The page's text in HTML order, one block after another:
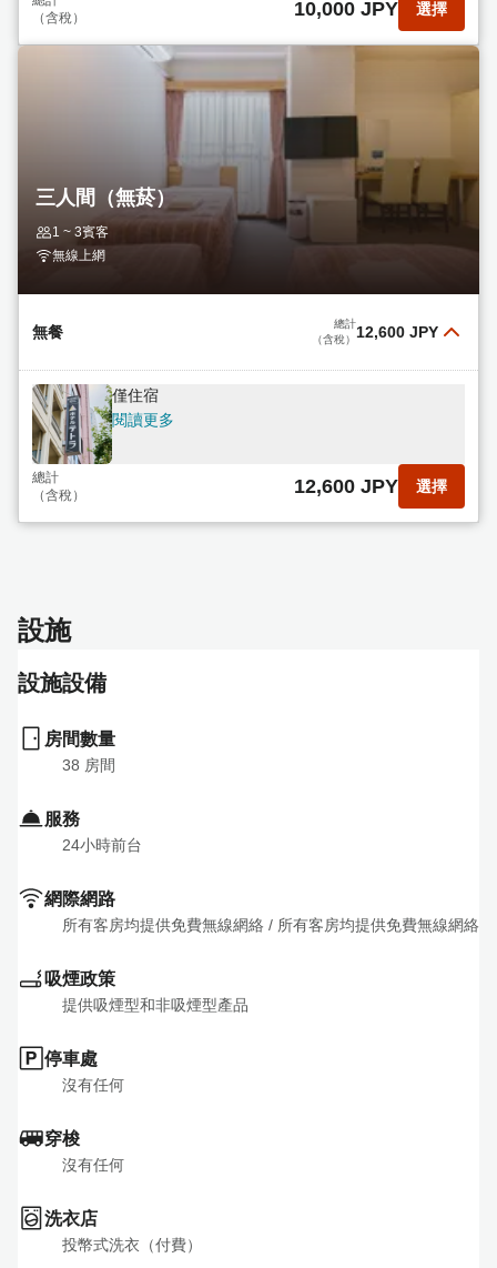
（含稅）
10,000 JPY 選擇
三人間（無菸）
1 ~ 3賓客
無線上網
無餐
總計
（含稅） 12,600 JPY
僅住宿
閱讀更多
總計
（含稅）
12,600 JPY 選擇
設施
設施設備
房間數量
38 房間
服務
24小時前台
網際網路
所有客房均提供免費無線網絡 / 所有客房均提供免費無線網絡
吸煙政策
提供吸煙型和非吸煙型產品
停車處
沒有任何
穿梭
沒有任何
洗衣店
投幣式洗衣（付費）